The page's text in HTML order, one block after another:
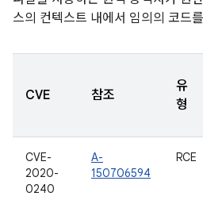
스의 컨텍스트 내에서 임의의 코드
CVE 참조
유
형
CVE-
2020-
0240
A-
150706594
RCE